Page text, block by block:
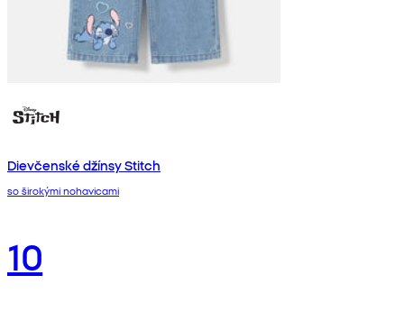
Dievčenské džínsy Stitch
so širokými nohavicami
10